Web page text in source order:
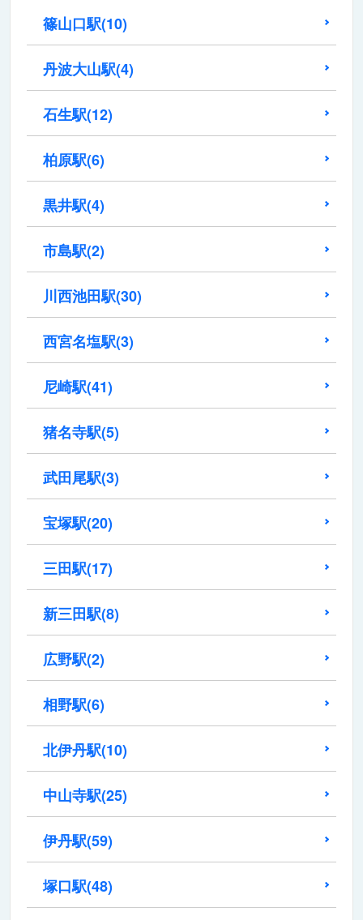
篠山口駅(10)
丹波大山駅(4)
石生駅(12)
柏原駅(6)
黒井駅(4)
市島駅(2)
川西池田駅(30)
西宮名塩駅(3)
尼崎駅(41)
猪名寺駅(5)
武田尾駅(3)
宝塚駅(20)
三田駅(17)
新三田駅(8)
広野駅(2)
相野駅(6)
北伊丹駅(10)
中山寺駅(25)
伊丹駅(59)
塚口駅(48)